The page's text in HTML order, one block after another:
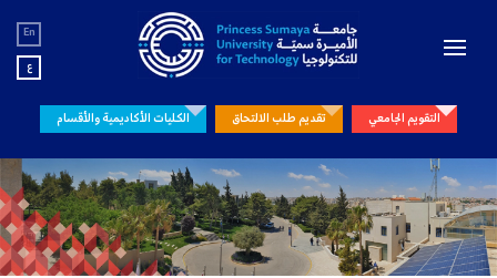
En
ع
التقويم الجامعي تقديم طلب الالتحاق الكليات الأكاديمية والأقسام